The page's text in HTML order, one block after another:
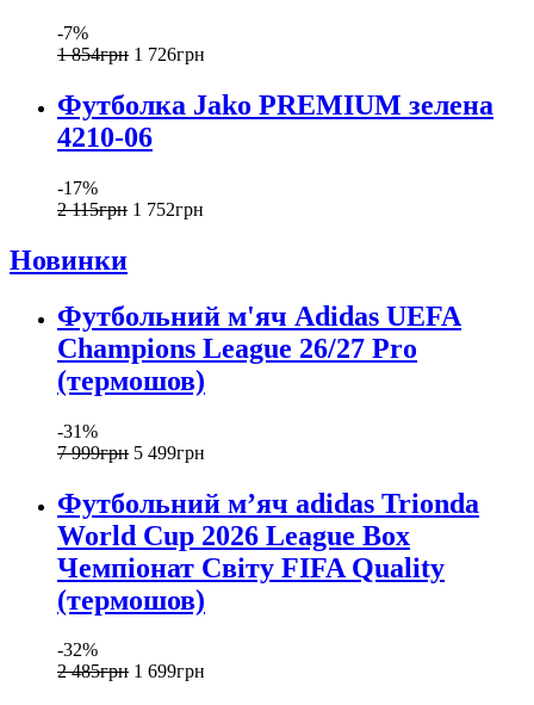
-7%
1 854грн 1 726грн
Футболка Jako PREMIUM зелена
4210-06
-17%
2 115грн 1 752грн
Новинки
Футбольний м'яч Adidas UEFA
Champions League 26/27 Pro
(термошов)
-31%
7 999грн 5 499грн
Футбольний м’яч adidas Trionda
World Cup 2026 League Box
Чемпіонат Світу FIFA Quality
(термошов)
-32%
2 485грн 1 699грн